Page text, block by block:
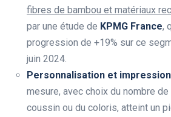
fibres de bambou et matériaux
par une étude de KPMG France,
progression de +19% sur ce
juin 2024.
Personnalisation et impression
mesure, avec choix du nombre
coussin ou du coloris, atteint un